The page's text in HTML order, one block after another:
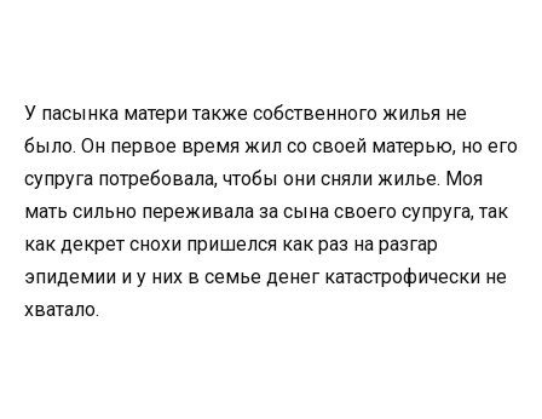
У пасынка матери также собственного жилья не
было. Он первое время жил со своей матерью, но его
супруга потребовала, чтобы они сняли жилье. Моя
мать сильно переживала за сына своего супруга, так
как декрет снохи пришелся как раз на разгар
эпидемии и у них в семье денег катастрофически не
хватало.